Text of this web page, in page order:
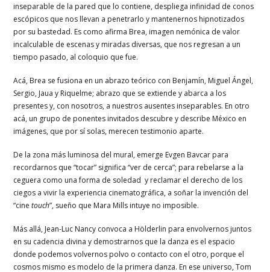
inseparable de la pared que lo contiene, despliega infinidad de conos
escópicos que nos llevan a penetrarlo y mantenernos hipnotizados
por su bastedad. Es como afirma Brea, imagen nemónica de valor
incalculable de escenas y miradas diversas, que nos regresan a un
tiempo pasado, al coloquio que fue.
Acá, Brea se fusiona en un abrazo teórico con Benjamín, Miguel Ángel,
Sergio, Jaua y Riquelme; abrazo que se extiende y abarca a los
presentes y, con nosotros, a nuestros ausentes inseparables. En otro
acá, un grupo de ponentes invitados descubre y describe México en
imágenes, que por sí solas, merecen testimonio aparte.
De la zona más luminosa del mural, emerge Evgen Bavcar para
recordarnos que “tocar” significa “ver de cerca”; para rebelarse a la
ceguera como una forma de soledad y reclamar el derecho de los
ciegos a vivir la experiencia cinematográfica, a soñar la invención del
“cinetouch”, sueño que Mara Mills intuye no imposible.
Más allá, Jean-Luc Nancy convoca a Hölderlin para envolvernos juntos
en su cadencia divina y demostrarnos que la danza es el espacio
donde podemos volvernos polvo o contacto con el otro, porque el
cosmos mismo es modelo de la primera danza. En ese universo, Tom